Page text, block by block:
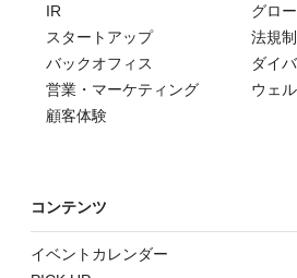
IR
スタートアップ
バックオフィス
営業・マーケティング
顧客体験
グロ
法規
ダイ
ウェ
コンテンツ
イベントカレンダー